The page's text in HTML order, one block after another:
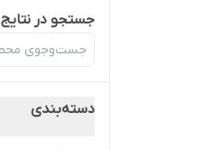
جستجو در نتایج
دسته‌بندی